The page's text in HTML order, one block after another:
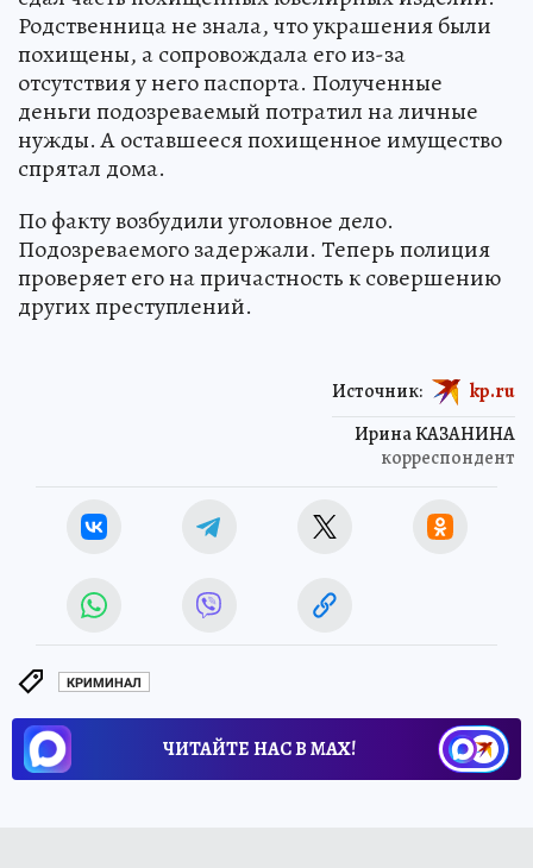
Родственница не знала, что украшения были
похищены, а сопровождала его из-за
отсутствия у него паспорта. Полученные
деньги подозреваемый потратил на личные
нужды. А оставшееся похищенное имущество
спрятал дома.
По факту возбудили уголовное дело.
Подозреваемого задержали. Теперь полиция
проверяет его на причастность к совершению
других преступлений.
Ирина КАЗАНИНА
корреспондент
Источник: kp.ru
КРИМИНАЛ
ЧИТАЙТЕ НАС В МАХ!